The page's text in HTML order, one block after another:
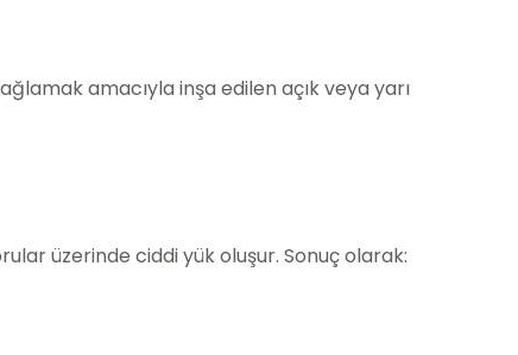
amacıyla inşa edilen açık veya yarı
üzerinde ciddi yük oluşur. Sonuç olarak: